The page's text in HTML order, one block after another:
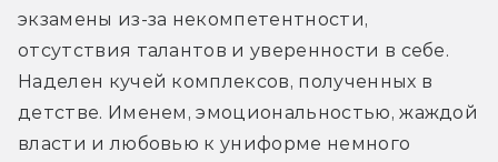
экзамены из-за некомпетентности,
отсутствия талантов и уверенности в себе.
Наделен кучей комплексов, полученных в
детстве. Именем, эмоциональностью, жаждой
власти и любовью к униформе немного